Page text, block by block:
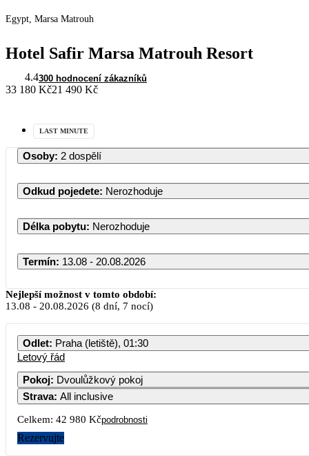
Egypt, Marsa Matrouh
Hotel Safir Marsa Matrouh Resort
4.4300 hodnocení zákazníků
33 180 Kč21 490 Kč
LAST MINUTE
Osoby: 2 dospělí
Odkud pojedete: Nerozhoduje
Délka pobytu: Nerozhoduje
Termín: 13.08 - 20.08.2026
PO ÚT ST
Nejlepší možnost v tomto období:
13.08 - 20.08.2026 (8 dní, 7 nocí)
Odlet: Praha (letiště), 01:30
Letový řád
Pokoj: Dvoulůžkový pokoj
Strava: All inclusive
Celkem: 42 980 Kčpodrobnosti
Rezervujte